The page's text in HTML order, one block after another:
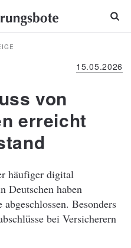
15.05.2026
von
erreicht
häufiger digital
Deutschen haben
Besonders
bei Versicherern